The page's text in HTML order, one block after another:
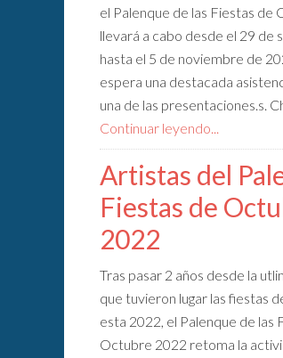
el Palenque de las Fiestas de
llevará a cabo desde el 29 de
hasta el 5 de noviembre de
espera una destacada
una de las presentaciones.s.
Continuar leyendo...
Artistas del
Fiestas de
2022
Tras pasar 2 años desde la
que tuvieron lugar las fiestas
esta 2022, el Palenque de las
Octubre 2022 retoma la